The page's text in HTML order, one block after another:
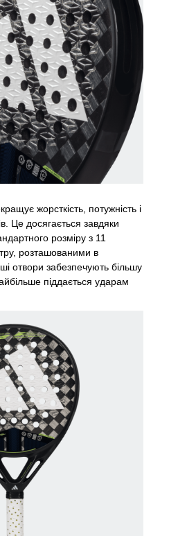
жорсткість, потужність і
Це досягається завдяки
розміру з 11
розташованими в
отвори забезпечують більшу
піддається ударам